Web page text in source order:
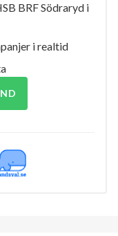
BRF Södraryd i
i realtid